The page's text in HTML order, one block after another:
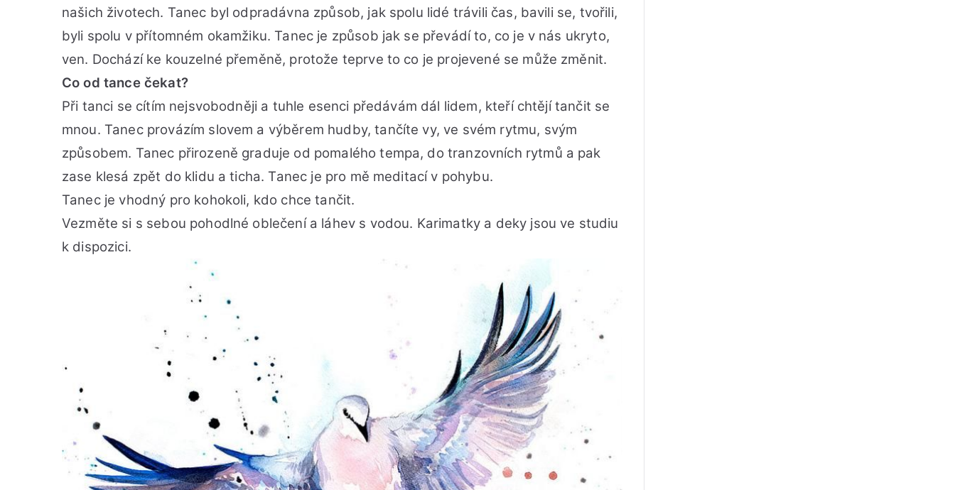
našich životech. Tanec byl odpradávna způsob, jak spolu lidé trávili čas, bavili se, tvořili,
byli spolu v přítomném okamžiku. Tanec je způsob jak se převádí to, co je v nás ukryto,
ven. Dochází ke kouzelné přeměně, protože teprve to co je projevené se může změnit.
Co od tance čekat?
Při tanci se cítím nejsvobodněji a tuhle esenci předávám dál lidem, kteří chtějí tančit se
mnou. Tanec provázím slovem a výběrem hudby, tančíte vy, ve svém rytmu, svým
způsobem. Tanec přirozeně graduje od pomalého tempa, do tranzovních rytmů a pak
zase klesá zpět do klidu a ticha. Tanec je pro mě meditací v pohybu.
Tanec je vhodný pro kohokoli, kdo chce tančit.
Vezměte si s sebou pohodlné oblečení a láhev s vodou. Karimatky a deky jsou ve studiu
k dispozici.